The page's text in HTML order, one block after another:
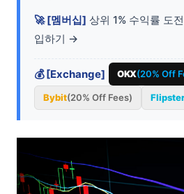
🚀 [멤버십] 상위 1% 수익률 도
입하기 →
💰 [Exchange] OKX(20% Off
Bybit(20% Off Fees) Flipster